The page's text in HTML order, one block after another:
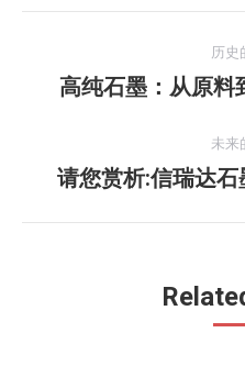
航
历史
高纯石墨：从原料
未来
请您赏析:信瑞达